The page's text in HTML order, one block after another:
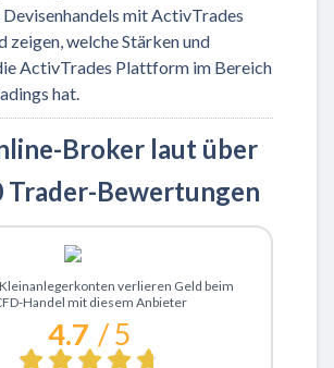
mit ActivTrades
zeigen, welche Stärken und
ActivTrades Plattform im Bereich
hat.
Broker laut über
Trader-Bewertungen
Zu XTBverlieren Geld beim
Handel mit diesem Anbieter
4.7 / 5